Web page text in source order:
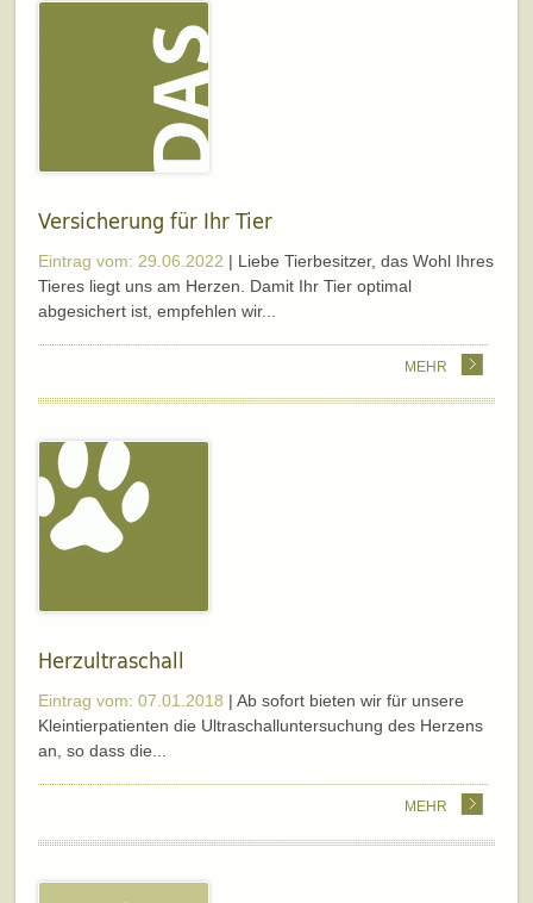
Versicherung für Ihr Tier
Eintrag vom: 29.06.2022 | Liebe Tierbesitzer, das Wohl Ihres
Tieres liegt uns am Herzen. Damit Ihr Tier optimal
abgesichert ist, empfehlen wir...
MEHR
Herzultraschall
Eintrag vom: 07.01.2018 | Ab sofort bieten wir für unsere
Kleintierpatienten die Ultraschalluntersuchung des Herzens
an, so dass die...
MEHR